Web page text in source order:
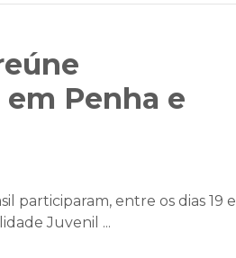
Penha e
participaram, entre os dias 19 e
Juvenil ...